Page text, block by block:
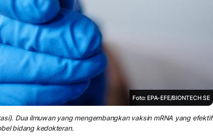
Foto: EPA-EFE/BIONTECH SE
Dua ilmuwan yang mengembangkan vaksin mRNA yang efektif
bidang kedokteran.